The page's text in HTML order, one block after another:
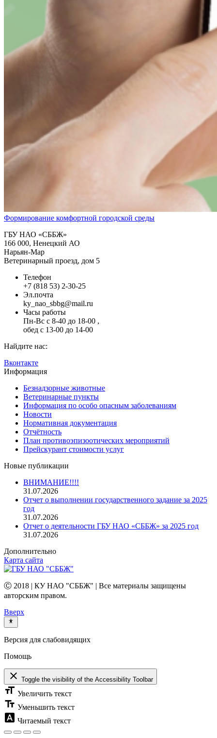
Формирование комфортной городской среды
ГБУ НАО «СББЖ»
166 000, Ненецкий АО
Нарьян-Мар
Ветеринарный проезд, дом 5
Телефон
+7 (818 53) 2-30-25
Эл.почта
ky_nao_sbbg@mail.ru
Часы работы
Пн-Вс с 8-40 до 18-00 ,
обед с 13-00 до 14-00
Найдите нас:
Вконтакте
Информация
Безнадзорные животные
Ветеринарные пункты
Информация по особо опасным заболеваниям
Новости
Нормативная документация
Отчётность
План противоэпизоотических мероприятий
Прейскурант стоимости услуг
Новые публикации
ВНИМАНИЕ!!!!
31.07.2026
Отчет о выполнении государственного задание за 2025
год
31.07.2026
Отчет о деятельности ГБУ НАО «СББЖ» за 2025 год
31.07.2026
Дополнительно
Карта сайта
Ⓒ 2018 | КУ НАО "СББЖ" | Все материалы защищены
авторским правом.
Вверх
Версия для слабовидящих
Помощь
close Toggle the visibility of the Accessibility Toolbar
format_size Увеличить текст
text_fields Уменьшить текст
font_download Читаемый текст